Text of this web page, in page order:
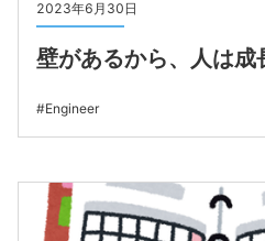
2023年6月30日
壁があるから、人は成
Engineer